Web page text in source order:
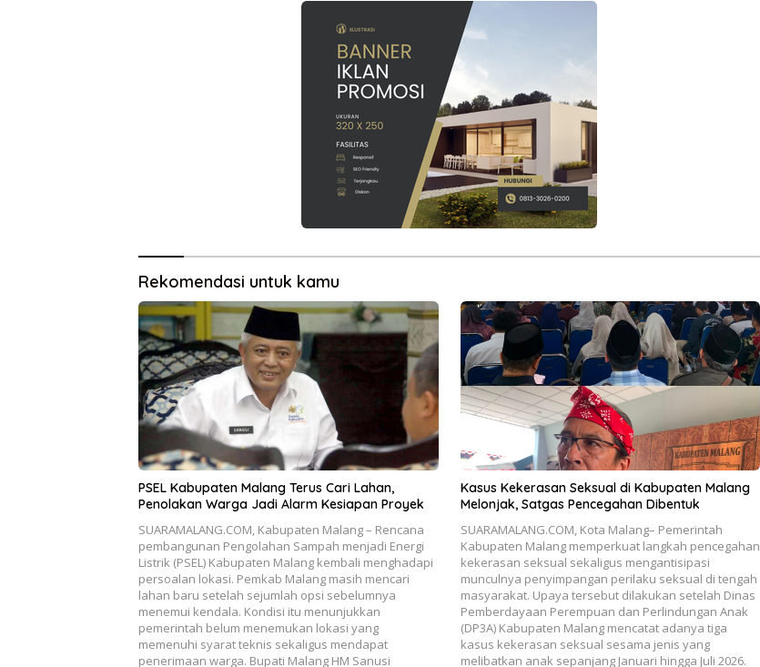
Rekomendasi untuk kamu
PSEL Kabupaten Malang Terus Cari Lahan,
Penolakan Warga Jadi Alarm Kesiapan Proyek
SUARAMALANG.COM, Kabupaten Malang – Rencana
pembangunan Pengolahan Sampah menjadi Energi
Listrik (PSEL) Kabupaten Malang kembali menghadapi
persoalan lokasi. Pemkab Malang masih mencari
lahan baru setelah sejumlah opsi sebelumnya
menemui kendala. Kondisi itu menunjukkan
pemerintah belum menemukan lokasi yang
memenuhi syarat teknis sekaligus mendapat
penerimaan warga. Bupati Malang HM Sanusi
Kasus Kekerasan Seksual di Kabupaten Malang
Melonjak, Satgas Pencegahan Dibentuk
SUARAMALANG.COM, Kota Malang– Pemerintah
Kabupaten Malang memperkuat langkah pencegahan
kekerasan seksual sekaligus mengantisipasi
munculnya penyimpangan perilaku seksual di tengah
masyarakat. Upaya tersebut dilakukan setelah Dinas
Pemberdayaan Perempuan dan Perlindungan Anak
(DP3A) Kabupaten Malang mencatat adanya tiga
kasus kekerasan seksual sesama jenis yang
melibatkan anak sepanjang Januari hingga Juli 2026.